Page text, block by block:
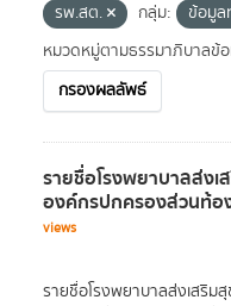
รพ.สต.
กลุ่ม: ข้อมูล
หมวดหมู่ตามธรรมาภิบาลข้
กรองผลลัพธ์
รายชื่อโรงพยาบาลส่ง
องค์กรปกครองส่วนท้อ
views
รายชื่อโรงพยาบาลส่งเสริ